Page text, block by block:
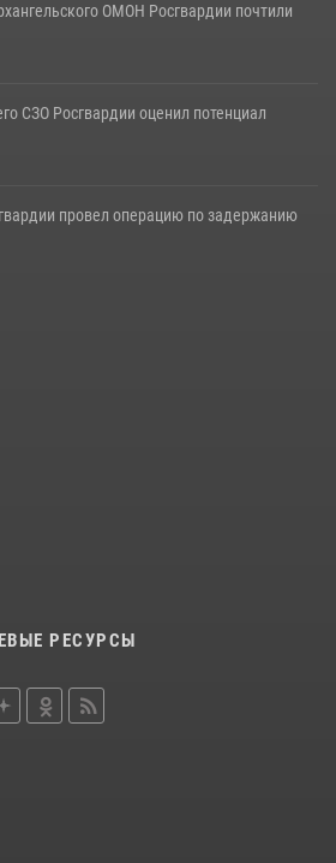
ОМОН Росгвардии почтили
СЗО Росгвардии оценил потенциал
провел операцию по задержанию
РЕСУРСЫ